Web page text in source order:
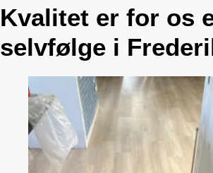
Kvalitet er for os
selvfølge i